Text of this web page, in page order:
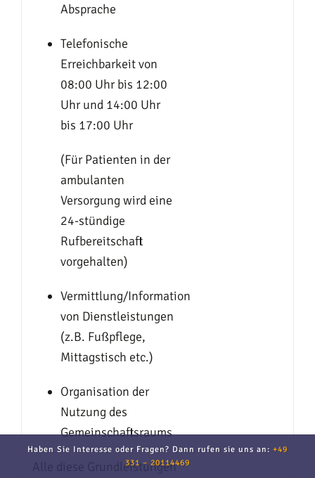
Absprache
Telefonische
Erreichbarkeit von
08:00 Uhr bis 12:00
Uhr und 14:00 Uhr
bis 17:00 Uhr
(Für Patienten in der
ambulanten
Versorgung wird eine
24-stündige
Rufbereitschaft
vorgehalten)
Vermittlung/Information
von Dienstleistungen
(z.B. Fußpflege,
Mittagstisch etc.)
Organisation der
Nutzung des
Gemeinschaftsraums
Alle diese Grundleistungen
Haben Sie Interesse oder Fragen? Dann rufen sie uns an: +49
331 – 20114469